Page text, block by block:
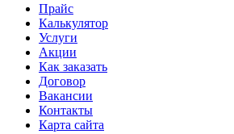
Прайс
Калькулятор
Услуги
Акции
Как заказать
Договор
Вакансии
Контакты
Карта сайта